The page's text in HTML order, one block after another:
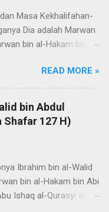
Masa Kekhalifahan-
Dia adalah Marwan
bin al-Hakam bin
Abu Abdil Malik, Amirul
julukan al-Himar
yang luar biasa
dan beratnya
seorang budak
dan
dari Bani Umayyah.
Yazid. Ramlah,
READ MORE »
bin Abdul
Shafar 127 H)
Ibrahim bin al-Walid
bin al-Hakam bin Abi
Ishaq al-Qurasyi al-